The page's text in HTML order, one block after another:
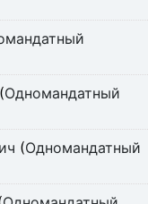
(Одномандатный
(Одномандатный